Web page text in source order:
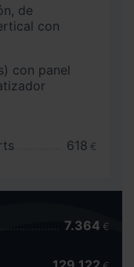
de
con
con panel
618 €
7.364 €